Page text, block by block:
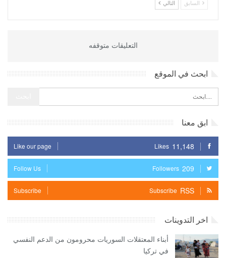
السابق التالي
التعليقات متوقفه
ابحث في الموقع
ابق معنا
11,148
Likes
Like our page
209
Followers
Follow Us
RSS
Subscribe
Subscribe
اخر التدوينات
أبناء المعتقلات السوريات محرومون من الدعم النفسي
في تركيا